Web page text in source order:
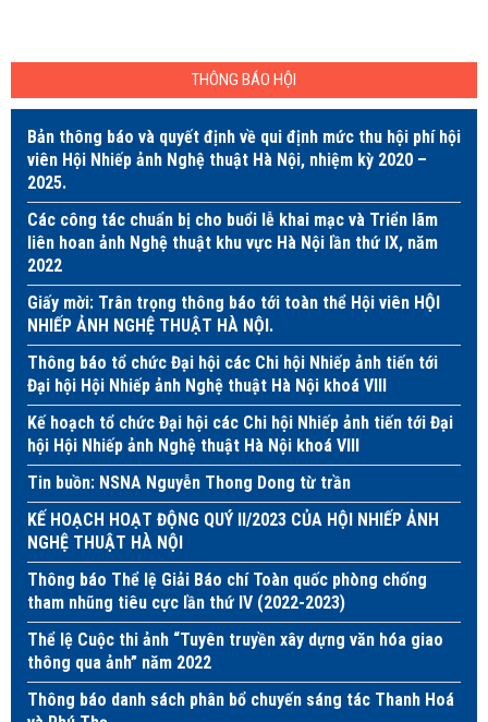
THÔNG BÁO HỘI
Bản thông báo và quyết định về qui định mức thu hội phí hội
viên Hội Nhiếp ảnh Nghệ thuật Hà Nội, nhiệm kỳ 2020 –
2025.
Các công tác chuẩn bị cho buổi lễ khai mạc và Triển lãm
liên hoan ảnh Nghệ thuật khu vực Hà Nội lần thứ IX, năm
2022
Giấy mời: Trân trọng thông báo tới toàn thể Hội viên HỘI
NHIẾP ẢNH NGHỆ THUẬT HÀ NỘI.
Thông báo tổ chức Đại hội các Chi hội Nhiếp ảnh tiến tới
Đại hội Hội Nhiếp ảnh Nghệ thuật Hà Nội khoá VIII
Kế hoạch tổ chức Đại hội các Chi hội Nhiếp ảnh tiến tới Đại
hội Hội Nhiếp ảnh Nghệ thuật Hà Nội khoá VIII
Tin buồn: NSNA Nguyễn Thong Dong từ trần
KẾ HOẠCH HOẠT ĐỘNG QUÝ II/2023 CỦA HỘI NHIẾP ẢNH
NGHỆ THUẬT HÀ NỘI
Thông báo Thể lệ Giải Báo chí Toàn quốc phòng chống
tham nhũng tiêu cực lần thứ IV (2022-2023)
Thể lệ Cuộc thi ảnh “Tuyên truyền xây dựng văn hóa giao
thông qua ảnh” năm 2022
Thông báo danh sách phân bổ chuyến sáng tác Thanh Hoá